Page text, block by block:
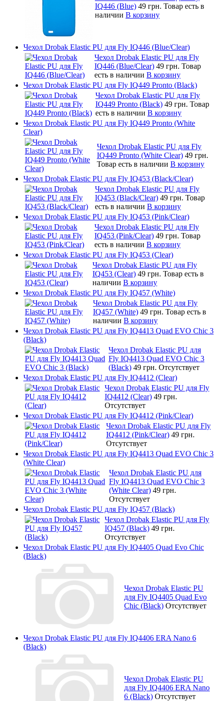
IQ446 (Blue) 49 грн. Товар есть в
наличии В корзину
Чехол Drobak Elastic PU для Fly IQ446 (Blue/Сlear)
Чехол Drobak Elastic PU для Fly
IQ446 (Blue/Сlear) 49 грн. Товар
есть в наличии В корзину
Чехол Drobak Elastic PU для Fly IQ449 Pronto (Black)
Чехол Drobak Elastic PU для Fly
IQ449 Pronto (Black) 49 грн. Товар
есть в наличии В корзину
Чехол Drobak Elastic PU для Fly IQ449 Pronto (White
Clear)
Чехол Drobak Elastic PU для Fly
IQ449 Pronto (White Clear) 49 грн.
Товар есть в наличии В корзину
Чехол Drobak Elastic PU для Fly IQ453 (Black/Clear)
Чехол Drobak Elastic PU для Fly
IQ453 (Black/Clear) 49 грн. Товар
есть в наличии В корзину
Чехол Drobak Elastic PU для Fly IQ453 (Pink/Clear)
Чехол Drobak Elastic PU для Fly
IQ453 (Pink/Clear) 49 грн. Товар
есть в наличии В корзину
Чехол Drobak Elastic PU для Fly IQ453 (Clear)
Чехол Drobak Elastic PU для Fly
IQ453 (Clear) 49 грн. Товар есть в
наличии В корзину
Чехол Drobak Elastic PU для Fly IQ457 (White)
Чехол Drobak Elastic PU для Fly
IQ457 (White) 49 грн. Товар есть в
наличии В корзину
Чехол Drobak Elastic PU для Fly IQ4413 Quad EVO Chic 3
(Black)
Чехол Drobak Elastic PU для
Fly IQ4413 Quad EVO Chic 3
(Black) 49 грн. Отсутствует
Чехол Drobak Elastic PU для Fly IQ4412 (Clear)
Чехол Drobak Elastic PU для Fly
IQ4412 (Clear) 49 грн.
Отсутствует
Чехол Drobak Elastic PU для Fly IQ4412 (Pink/Clear)
Чехол Drobak Elastic PU для Fly
IQ4412 (Pink/Clear) 49 грн.
Отсутствует
Чехол Drobak Elastic PU для Fly IQ4413 Quad EVO Chic 3
(White Clear)
Чехол Drobak Elastic PU для
Fly IQ4413 Quad EVO Chic 3
(White Clear) 49 грн.
Отсутствует
Чехол Drobak Elastic PU для Fly IQ457 (Black)
Чехол Drobak Elastic PU для Fly
IQ457 (Black) 49 грн.
Отсутствует
Чехол Drobak Elastic PU для Fly IQ4405 Quad Evo Chic
(Black)
Чехол Drobak Elastic PU
для Fly IQ4405 Quad Evo
Chic (Black) Отсутствует
Чехол Drobak Elastic PU для Fly IQ4406 ERA Nano 6
(Black)
Чехол Drobak Elastic PU
для Fly IQ4406 ERA Nano
6 (Black) Отсутствует